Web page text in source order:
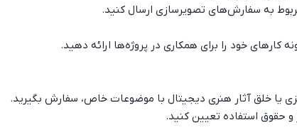
به سفارش‌های تصویرسازی ارسال کنید.
کارهای خود را برای همکاری در پروژه‌ها ارائه دهید.
خلق آثار هنری دیجیتال با موضوعات خاص، سفارش بگیرید.
و حقوق استفاده تعیین کنید.